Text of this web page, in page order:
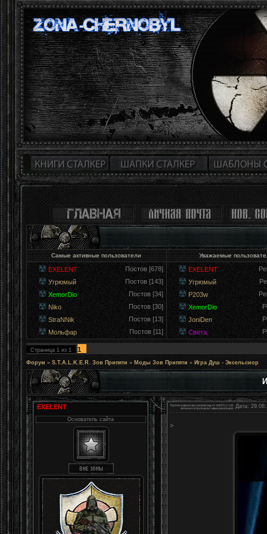
Самые активные пользователи Уважаемые
EXELENT
Постов [678]
Угрюмый
Постов [143]
XemorDio
Постов [34]
Niko
Постов [30]
StraNNik
Постов [13]
Мольфар
Постов [11]
EXELENT
Угрюмый
P203w
XemorDio
JoniDen
Света
Страница 1 из 1 1
Форум » S.T.A.L.K.E.R. Зов Припяти » Моды Зов Припяти » Игра Душ - Эксельсиор
EXELENT
Основатель сайта
Дата:
>